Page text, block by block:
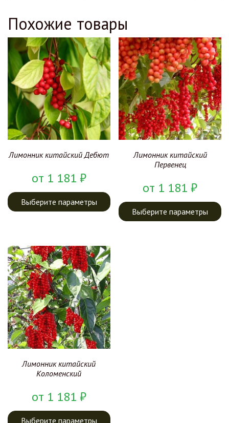
Похожие товары
Лимонник китайский Дебют
от 1 181 ₽
Выберите параметры
Лимонник китайский
Первенец
от 1 181₽
Выберите параметры
Лимонник китайский
Коломенский
от 1 181 ₽
Выберите параметры